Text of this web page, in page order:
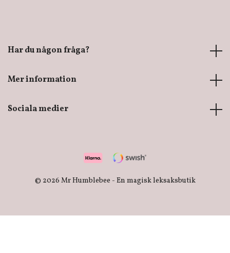
Har du någon fråga?
Mer information
Sociala medier
© 2026 Mr Humblebee - En magisk leksaksbutik